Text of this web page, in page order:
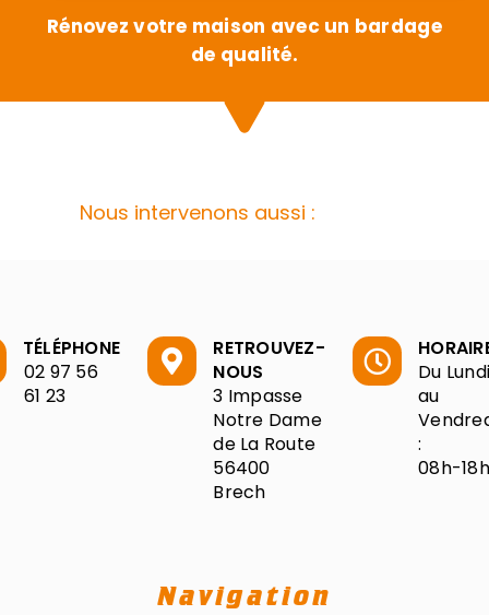
Rénovez votre maison avec un bardage
de qualité.
Nous intervenons aussi :
TÉLÉPHONE
02 97 56
61 23
RETROUVEZ-
NOUS
3 Impasse
Notre Dame
de La Route
56400
Brech
Du
au
:
08h-18h
Navigation